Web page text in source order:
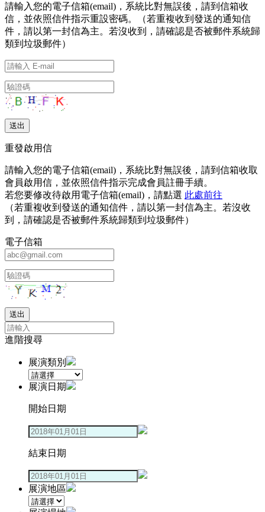
請輸入您的電子信箱(email)，系統比對無誤後，請到信箱收
信，並依照信件指示重設密碼。（若重複收到發送的通知信
件，請以第一封信為主。若沒收到，請確認是否被郵件系統歸
類到垃圾郵件）
重發啟用信
請輸入您的電子信箱(email)，系統比對無誤後，請到信箱收取
會員啟用信，並依照信件指示完成會員註冊手續。
若您要修改待啟用電子信箱(email)，請點選 此處前往
（若重複收到發送的通知信件，請以第一封信為主。若沒收
到，請確認是否被郵件系統歸類到垃圾郵件）
電子信箱
進階搜尋
展演類別
展演日期
開始日期
結束日期
展演地區